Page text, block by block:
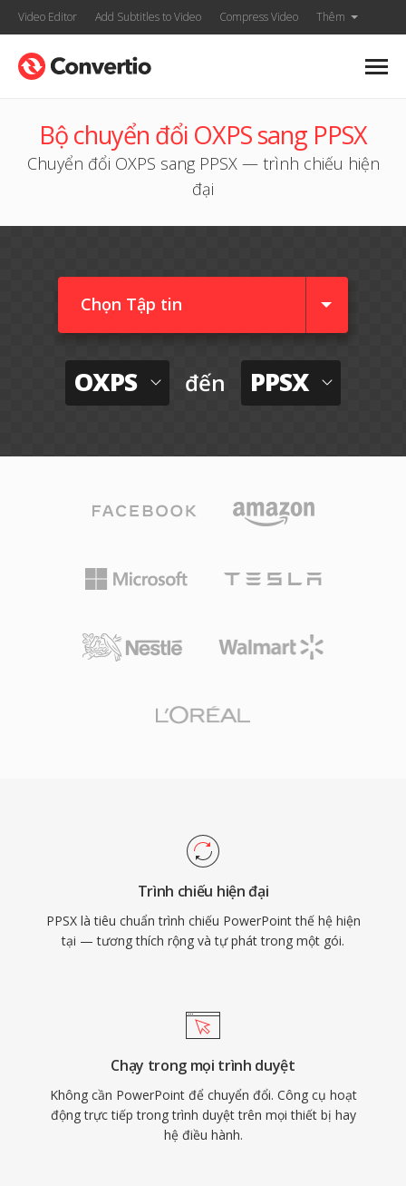
Video Editor Add Subtitles to Video Compress Video Thêm
Bộ chuyển đổi OXPS sang PPSX
Chuyển đổi OXPS sang PPSX — trình chiếu hiện
đại
Chọn Tập tin
OXPS đến PPSX
Trình chiếu hiện đại
PPSX là tiêu chuẩn trình chiếu PowerPoint thế hệ hiện
tại — tương thích rộng và tự phát trong một gói.
Chạy trong mọi trình duyệt
Không cần PowerPoint để chuyển đổi. Công cụ hoạt
động trực tiếp trong trình duyệt trên mọi thiết bị hay
hệ điều hành.